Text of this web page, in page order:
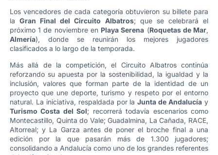
Los vencedores de cada categoría obtuvieron su billete para
laGran Final del Circuito Albatros; que se celebrará el
próximo 1 de noviembre en Playa Serena (Roquetas de Mar,
Almería), donde se reunirán los mejores jugadores
clasificados a lo largo de la temporada.
Más allá de la competición, el Circuito Albatros continúa
reforzando su apuesta por la sostenibilidad, la igualdad y la
inclusión, valores que forman parte de la identidad de un
proyecto que une deporte, turismo y respeto por el entorno
natural. La iniciativa, respaldada por laJunta de Andalucía y
Turismo Costa del Sol; recorrerá todavía escenarios como
Montecastillo, Quinta do Vale; Guadalmina, La Cañada, RACE,
Altorreal; y La Garza antes de poner el broche final a una
edición por la que pasarán más de 1.300 jugadores;
consolidando a Andalucía como uno de los grandes referentes